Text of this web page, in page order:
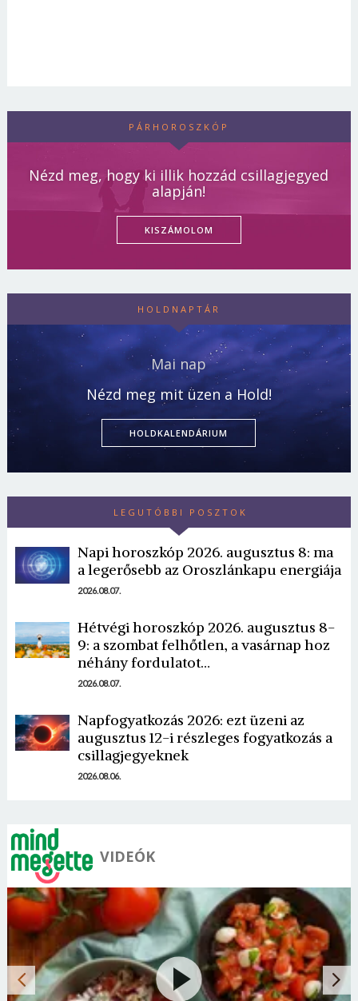
PÁRHOROSZKÓP
Nézd meg, hogy ki illik hozzád csillagjegyed
alapján!
KISZÁMOLOM
HOLDNAPTÁR
Mai nap
Nézd meg mit üzen a Hold!
HOLDKALENDÁRIUM
LEGUTÓBBI POSZTOK
Napi horoszkóp 2026. augusztus 8: ma
a legerősebb az Oroszlánkapu energiája
2026.08.07.
Hétvégi horoszkóp 2026. augusztus 8-
9: a szombat felhőtlen, a vasárnap hoz
néhány fordulatot…
2026.08.07.
Napfogyatkozás 2026: ezt üzeni az
augusztus 12-i részleges fogyatkozás a
csillagjegyeknek
2026.08.06.
VIDEÓK